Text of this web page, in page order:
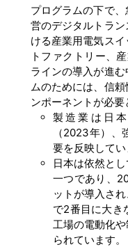
プログラムの下で
営のデジタルトラ
ける産業用電気ス
トファクトリー、
ラインの導入が進
ムのためには、信
ンポーネントが必要
製造業は日
（2023年）
要を反映してい
日本は依然と
一つであり、
ットが導入さ
で2番目に大き
工場の電動化
られています。